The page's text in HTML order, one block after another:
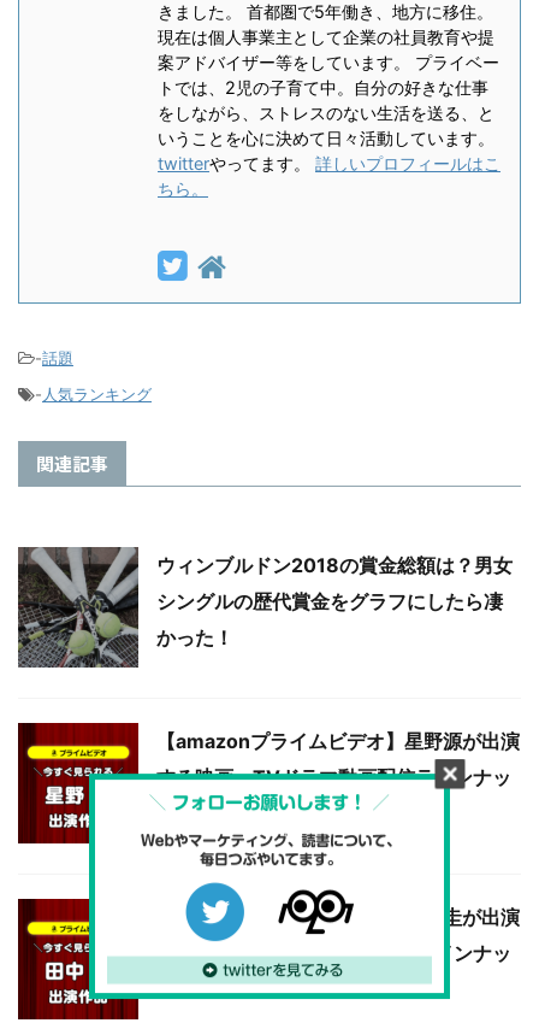
きました。 首都圏で5年働き、地方に移住。
現在は個人事業主として企業の社員教育や提
案アドバイザー等をしています。 プライベー
トでは、2児の子育て中。自分の好きな仕事
をしながら、ストレスのない生活を送る、と
いうことを心に決めて日々活動しています。
twitterやってます。 詳しいプロフィールはこ
ちら。
-話題
-人気ランキング
関連記事
ウィンブルドン2018の賞金総額は？男女
シングルの歴代賞金をグラフにしたら凄
かった！
【amazonプライムビデオ】星野源が出演
する映画・TVドラマ動画配信ラインナッ
プ
【amazonプライムビデオ】田中圭が出演
する映画・TVドラマ動画配信ラインナッ
プ